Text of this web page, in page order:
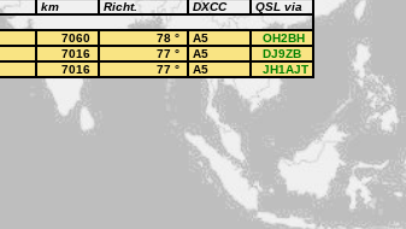
km Richt. DXCC QSL via
7060 78 ° A5
OH2BH
7016 77 ° A5
DJ9ZB
7016 77 ° A5 JH1AJT